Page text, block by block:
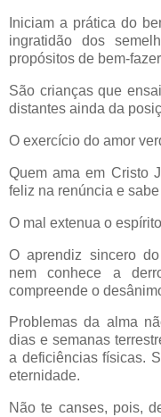
Iniciam a prática do
ingratidão dos
propósitos de bem-
São crianças que
distantes ainda da
O exercício do amor
Quem ama em Cristo
feliz na renúncia e
O mal extenua o
O aprendiz sincero
nem conhece a
compreende o
Problemas da alma
dias e semanas
a deficiências físicas.
eternidade.
Não te canses, pois,